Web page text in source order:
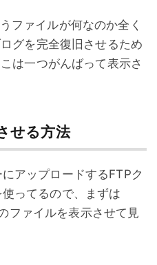
ファイルが何なのか全く
グを完全復旧させるため
は一つがんばって表示さ
せる方法
アップロードするFTPク
ってるので、まずは
ァイルを表示させて見